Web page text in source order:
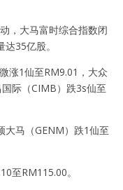
，大马富时综合指数闭
35亿股。
涨1仙至RM9.01，大众
际（CIMB）跌3s仙至
大马（GENM）跌1仙至
至RM115.00。